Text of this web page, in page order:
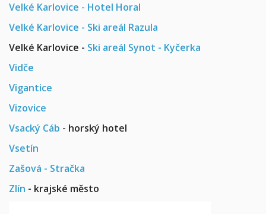
Velké Karlovice - Hotel Horal
Velké Karlovice - Ski areál Razula
Velké Karlovice - Ski areál Synot - Kyčerka
Vidče
Vigantice
Vizovice
Vsacký Cáb - horský hotel
Vsetín
Zašová - Stračka
Zlín - krajské město